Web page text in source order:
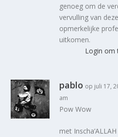
genoeg om de
vervulling van deze
opmerkelijke
uitkomen.
Login om
pablo op juli 17,
am
Pow Wow
met Inscha’ALLAH